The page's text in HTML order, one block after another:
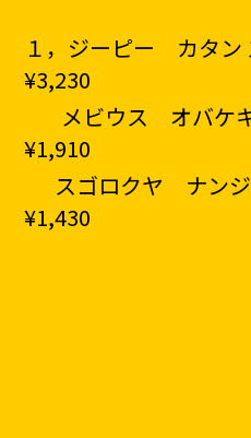
１，ジーピー カタン
¥3,230
メビウス オバケ
¥1,910
スゴロクヤ ナン
¥1,430